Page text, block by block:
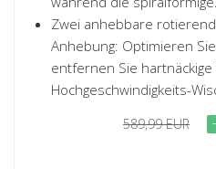
Zwei anhebbare
Anhebung: Optimieren
entfernen Sie hartnäckige
Hochgeschwindigkeits-
589,99 EUR